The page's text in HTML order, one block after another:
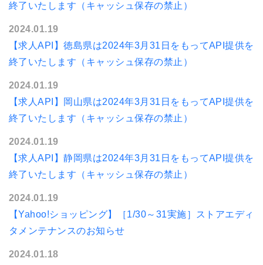
終了いたします（キャッシュ保存の禁止）
2024.01.19
【求人API】徳島県は2024年3月31日をもってAPI提供を
終了いたします（キャッシュ保存の禁止）
2024.01.19
【求人API】岡山県は2024年3月31日をもってAPI提供を
終了いたします（キャッシュ保存の禁止）
2024.01.19
【求人API】静岡県は2024年3月31日をもってAPI提供を
終了いたします（キャッシュ保存の禁止）
2024.01.19
【Yahoo!ショッピング】［1/30～31実施］ストアエディ
タメンテナンスのお知らせ
2024.01.18